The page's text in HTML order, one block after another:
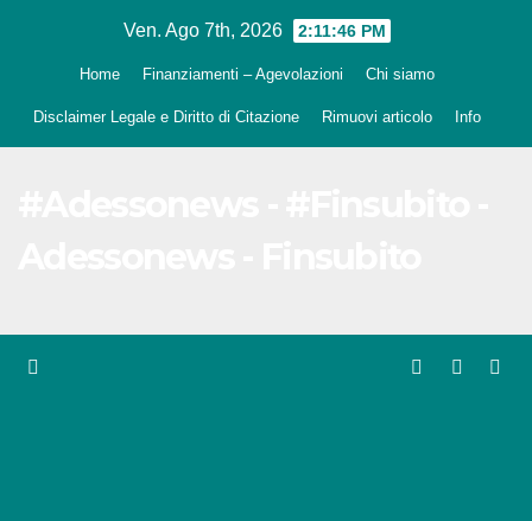
Ven. Ago 7th, 2026 2:11:47 PM
Home Finanziamenti – Agevolazioni Chi siamo
Disclaimer Legale e Diritto di Citazione Rimuovi articolo Info